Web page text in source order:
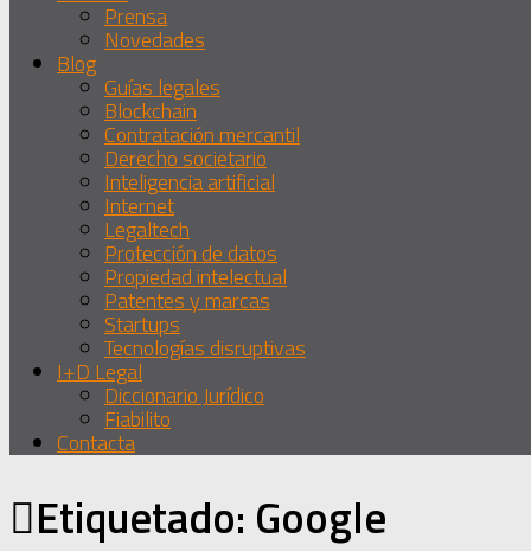
Prensa
Novedades
Blog
Guías legales
Blockchain
Contratación mercantil
Derecho societario
Inteligencia artificial
Internet
Legaltech
Protección de datos
Propiedad intelectual
Patentes y marcas
Startups
Tecnologías disruptivas
I+D Legal
Diccionario Jurídico
Fiabilito
Contacta
Etiquetado: Google